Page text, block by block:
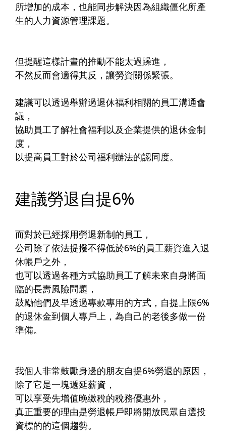
所增加的成本，也能同步解決因為組織僵化所產
生的人力資源管理課題。​
但提醒這樣計畫的推動不能太過躁進，​
不然反而會適得其反，讓勞資關係緊張。​
建議可以透過舉辦過退休福利相關的員工溝通會
議，​
協助員工了解社會福利以及企業提供的退休金制
度，​
以提高員工對於公司福利辦法的認同度。​
建議勞退自提6%​
而對於已經採用勞退新制的員工，​
公司除了依法提撥不得低於6%的員工薪資進入退
休帳戶之外，
也可以透過各種方式協助員工了解未來自身將面
臨的長壽風險問題，
鼓勵他們及早透過專款專用的方式，自提上限6%
的退休金到個人專戶上，為自己的老後多做一份
準備。​
我個人非常鼓勵身邊的朋友自提6%勞退的原因，​
除了它是一塊遞延薪資，​
可以享受先增值晚繳稅的稅務優惠外，​
真正重要的理由是勞退帳戶即將開放民眾自選投
資標的的這個趨勢。​